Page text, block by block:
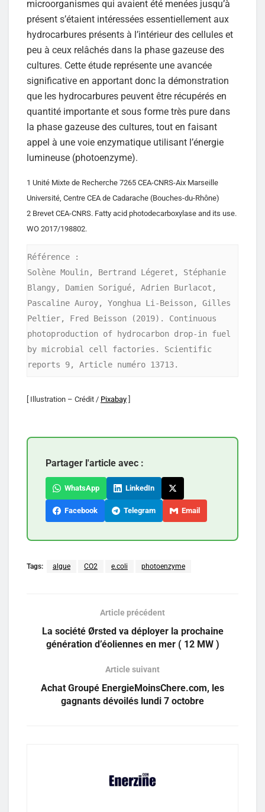
microorganismes qui avaient été menées jusqu’à
présent s’étaient intéressées essentiellement aux
hydrocarbures présents à l’intérieur des cellules et
peu à ceux relâchés dans la phase gazeuse des
cultures. Cette étude représente une avancée
significative en apportant donc la démonstration
que les hydrocarbures peuvent être récupérés en
quantité importante et sous forme très pure dans
la phase gazeuse des cultures, tout en faisant
appel à une voie enzymatique utilisant l’énergie
lumineuse (photoenzyme).
1 Unité Mixte de Recherche 7265 CEA-CNRS-Aix Marseille
Université, Centre CEA de Cadarache (Bouches-du-Rhône)
2 Brevet CEA-CNRS. Fatty acid photodecarboxylase and its use.
WO 2017/198802.
Référence :
Solène Moulin, Bertrand Légeret, Stéphanie
Blangy, Damien Sorigué, Adrien Burlacot,
Pascaline Auroy, Yonghua Li-Beisson, Gilles
Peltier, Fred Beisson (2019). Continuous
photoproduction of hydrocarbon drop-in fuel
by microbial cell factories. Scientific
reports 9, Article numéro 13713.
[ Illustration – Crédit / Pixabay
Partager l'article avec :
WhatsApp LinkedIn
Facebook Telegram Email
Tags: algue CO2 e.coli photoenzyme
Article précédent
La société Ørsted va déployer la prochaine
génération d’éoliennes en mer ( 12 MW )
Article suivant
Achat Groupé EnergieMoinsChere.com, les
gagnants dévoilés lundi 7 octobre